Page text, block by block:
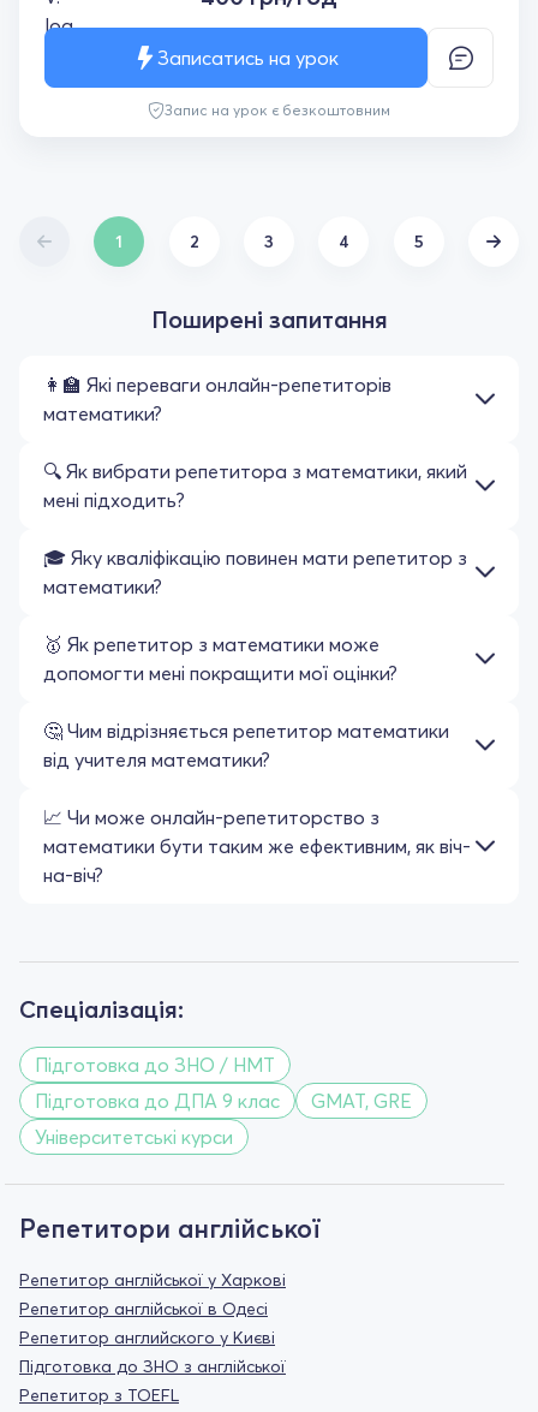
Зʼявилося бажання вчитися, розбиратися у
складних темах та впевненість у своїх
силах. Щиро вдячна за уроки. Рекомендую!
Запис на урок є безкоштовним
Записатись на урок
1 2 3 4 5
Поширені запитання
👩‍🏫 Які переваги онлайн-репетиторів
математики?
🔍 Як вибрати репетитора з математики, який
мені підходить?
🎓 Яку кваліфікацію повинен мати репетитор з
математики?
🥇 Як репетитор з математики може
допомогти мені покращити мої оцінки?
🤔 Чим відрізняється репетитор математики
від учителя математики?
📈 Чи може онлайн-репетиторство з
математики бути таким же ефективним, як віч-
на-віч?
Спеціалізація:
Підготовка до ЗНО / НМТ
Підготовка до ДПА 9 клас
GMAT, GRE
Університетські курси
Репетитори англійської
Репетитор англійської у Харкові
Репетитор англійської в Одесі
Репетитор английского у Києві
Підготовка до ЗНО з англійської
Репетитор з TOEFL